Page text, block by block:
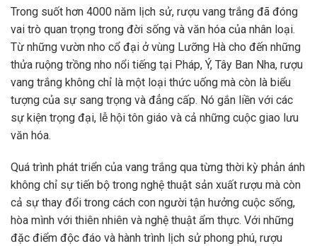
Trong suốt hơn 4000 năm lịch sử, rượu vang trắng đã đóng
vai trò quan trọng trong đời sống và văn hóa của nhân loại.
Từ những vườn nho cổ đại ở vùng Lưỡng Hà cho đến những
thửa ruộng trồng nho nổi tiếng tại Pháp, Ý, Tây Ban Nha, rượu
vang trắng không chỉ là một loại thức uống mà còn là biểu
tượng của sự sang trọng và đẳng cấp. Nó gắn liền với các
sự kiện trọng đại, lễ hội tôn giáo và cả những cuộc giao lưu
văn hóa.
Quá trình phát triển của vang trắng qua từng thời kỳ phản ánh
không chỉ sự tiến bộ trong nghệ thuật sản xuất rượu mà còn
cả sự thay đổi trong cách con người tận hưởng cuộc sống,
hòa mình với thiên nhiên và nghệ thuật ẩm thực. Với những
đặc điểm độc đáo và hành trình lịch sử phong phú, rượu